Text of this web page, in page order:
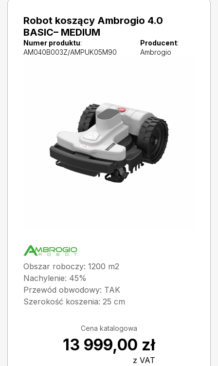
Robot koszący Ambrogio 4.0
BASIC– MEDIUM
Numer produktu:
AM040B003Z/AMPUK05M90
Producent:
Ambrogio
Obszar roboczy: 1200 m2
Nachylenie: 45%
Przewód obwodowy: TAK
Szerokość koszenia: 25 cm
Cena katalogowa
13 999,00 zł
z VAT